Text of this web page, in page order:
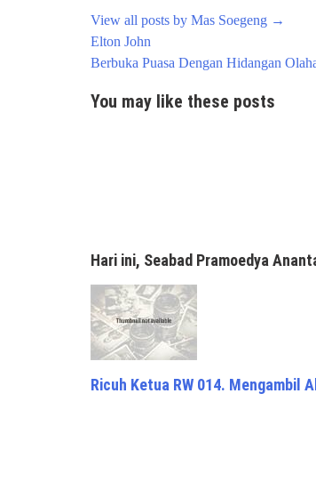
View all posts by Mas Soegeng →
Post
navigation
Elton John
Berbuka Puasa Dengan Hidangan
You may like these posts
Hari ini, Seabad Pramoedya
Ricuh Ketua RW 014. Mengambil